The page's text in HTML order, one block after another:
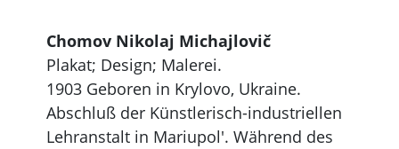
Chomov Nikolaj Michajlovič
Plakat; Design; Malerei.
1903 Geboren in Krylovo, Ukraine.
Abschluß der Künstlerisch-industriellen
Lehranstalt in Mariupol'. Während des